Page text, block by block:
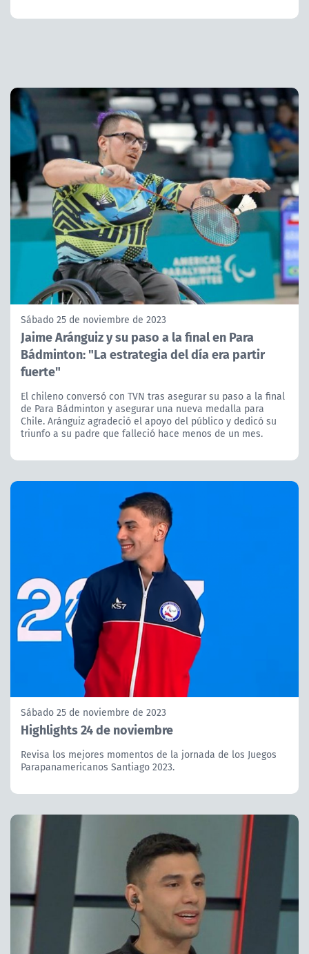
Sábado 25 de noviembre de 2023
Jaime Aránguiz y su paso a la final en Para
Bádminton: "La estrategia del día era partir
fuerte"
El chileno conversó con TVN tras asegurar su paso a la final
de Para Bádminton y asegurar una nueva medalla para
Chile. Aránguiz agradeció el apoyo del público y dedicó su
triunfo a su padre que falleció hace menos de un mes.
Sábado 25 de noviembre de 2023
Highlights 24 de noviembre
Revisa los mejores momentos de la jornada de los Juegos
Parapanamericanos Santiago 2023.